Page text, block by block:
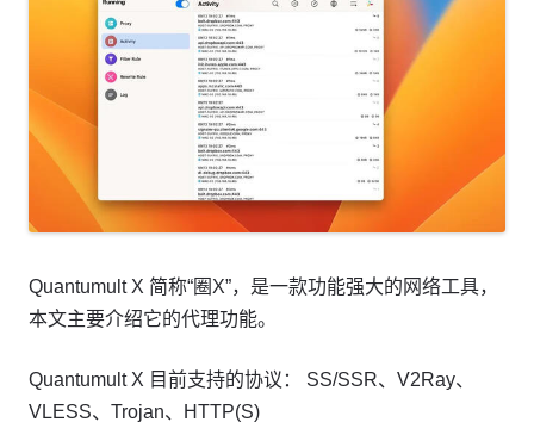
Quantumult X 简称“圈X”，是一款功能强大的网络工具，
本文主要介绍它的代理功能。
Quantumult X 目前支持的协议： SS/SSR、V2Ray、
VLESS、Trojan、HTTP(S)